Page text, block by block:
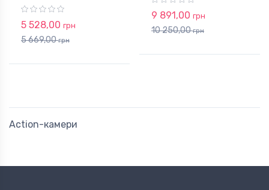
5 528,00 грн
5 669,00грн
9 891,00 грн
10 250,00грн
Action-камери